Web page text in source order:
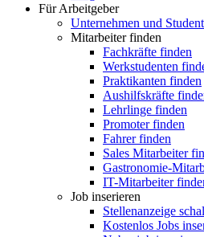
Für Arbeitgeber
Unternehmen und
Mitarbeiter finden
Fachkräfte finden
Werkstudenten
Praktikanten finden
Aushilfskräfte
Lehrlinge finden
Promoter finden
Fahrer finden
Sales Mitarbeiter
Gastronomie-
IT-Mitarbeiter
Job inserieren
Stellenanzeige
Kostenlos Jobs